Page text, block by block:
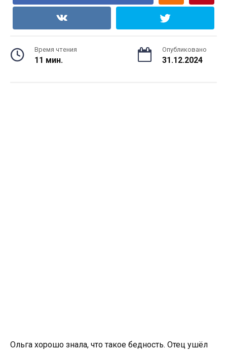
Время чтения
11 мин.
Опубликовано
31.12.2024
Ольга хорошо знала, что такое бедность. Отец ушёл